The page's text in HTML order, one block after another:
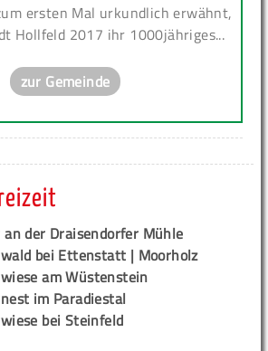
ersten Mal urkundlich erwähnt,
Hollfeld 2017 ihr 1000jähriges...
zur Gemeinde
an der Draisendorfer Mühle
bei Ettenstatt | Moorholz
am Wüstenstein
im Paradiestal
bei Steinfeld